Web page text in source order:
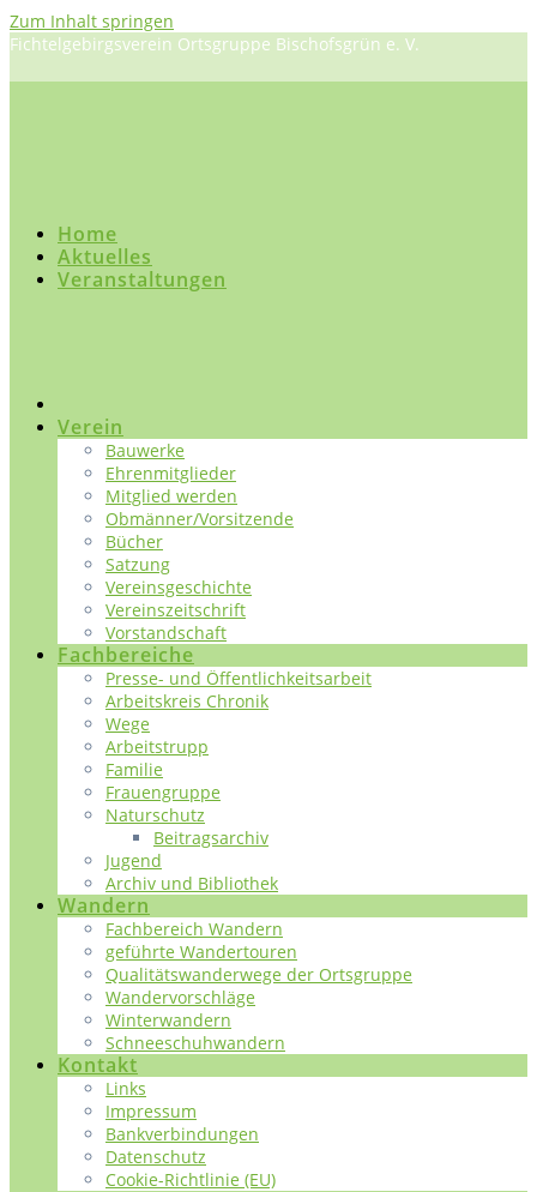
Zum Inhalt springen
Fichtelgebirgsverein Ortsgruppe Bischofsgrün e. V.
Home
Aktuelles
Veranstaltungen
Verein
Bauwerke
Ehrenmitglieder
Mitglied werden
Obmänner/Vorsitzende
Bücher
Satzung
Vereinsgeschichte
Vereinszeitschrift
Vorstandschaft
Fachbereiche
Presse- und Öffentlichkeitsarbeit
Arbeitskreis Chronik
Wege
Arbeitstrupp
Familie
Frauengruppe
Naturschutz
Beitragsarchiv
Jugend
Archiv und Bibliothek
Wandern
Fachbereich Wandern
geführte Wandertouren
Qualitätswanderwege der Ortsgruppe
Wandervorschläge
Winterwandern
Schneeschuhwandern
Kontakt
Links
Impressum
Bankverbindungen
Datenschutz
Cookie-Richtlinie (EU)